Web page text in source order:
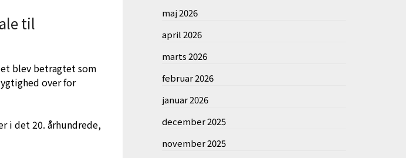
til
blev betragtet som
over for
i det 20. århundrede,
maj 2026
april 2026
marts 2026
februar 2026
januar 2026
december 2025
november 2025